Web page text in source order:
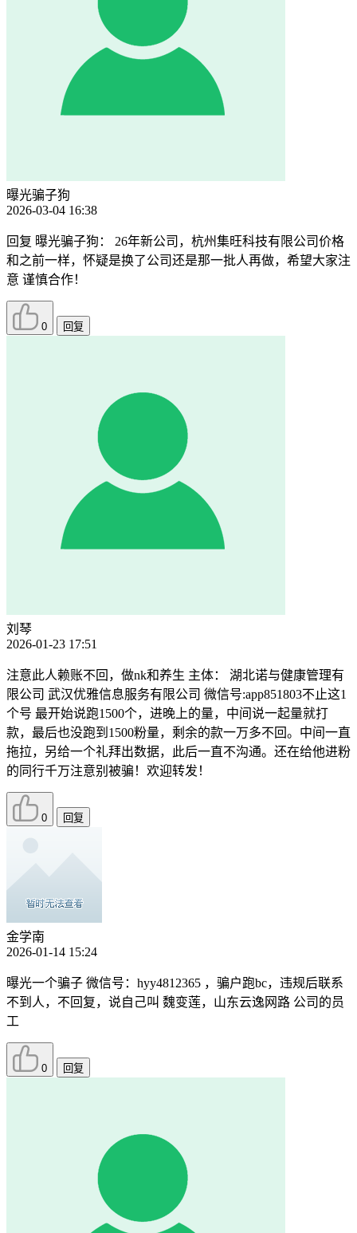
曝光骗子狗
2026-03-04 16:38
回复 曝光骗子狗 ：
26年新公司，杭州集旺科技有限公司价格
和之前一样，怀疑是换了公司还是那一批人再做，希望大家注
意 谨慎合作！
0 回复
刘琴
2026-01-23 17:51
注意此人赖账不回，做nk和养生 主体： 湖北诺与健康管理有
限公司 武汉优雅信息服务有限公司 微信号:app851803不止这1
个号 最开始说跑1500个，进晚上的量，中间说一起量就打
款，最后也没跑到1500粉量，剩余的款一万多不回。中间一直
拖拉，另给一个礼拜出数据，此后一直不沟通。还在给他进粉
的同行千万注意别被骗！欢迎转发！
0 回复
金学南
2026-01-14 15:24
曝光一个骗子 微信号：hyy4812365 ，骗户跑bc，违规后联系
不到人，不回复，说自己叫 魏变莲，山东云逸网路 公司的员
工
0 回复